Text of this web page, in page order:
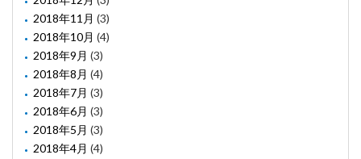
2018年11月 (3)
2018年10月 (4)
2018年9月 (3)
2018年8月 (4)
2018年7月 (3)
2018年6月 (3)
2018年5月 (3)
2018年4月 (4)